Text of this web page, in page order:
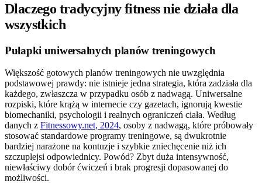
Dlaczego tradycyjny fitness nie działa dla
wszystkich
Pułapki uniwersalnych planów treningowych
Większość gotowych planów treningowych nie uwzględnia
podstawowej prawdy: nie istnieje jedna strategia, która zadziała dla
każdego, zwłaszcza w przypadku osób z nadwagą. Uniwersalne
rozpiski, które krążą w internecie czy gazetach, ignorują kwestie
biomechaniki, psychologii i realnych ograniczeń ciała. Według
danych z Fitnessowy.net, 2024, osoby z nadwagą, które próbowały
stosować standardowe programy treningowe, są dwukrotnie
bardziej narażone na kontuzje i szybkie zniechęcenie niż ich
szczuplejsi odpowiednicy. Powód? Zbyt duża intensywność,
niewłaściwy dobór ćwiczeń i brak progresji dopasowanej do
możliwości.